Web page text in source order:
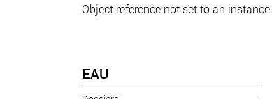
Object reference not set to an
EAU